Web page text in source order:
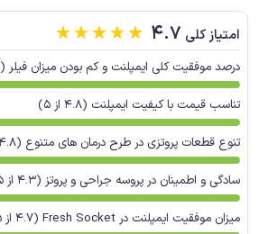
امتیاز کلی 4.7
☆☆☆☆☆
درصد موفقیت کلی ایمپلنت و کم بودن میزان فیلر (5 از 5)
تناسب قیمت با کیفیت ایمپلنت (4.8 از 5)
تنوع قطعات پروتزی در طرح درمان های متنوع (4.8 از 5)
سادگی و اطمینان در پروسه جراحی و پروتز (4.3 از 5)
میزان موفقیت ایمپلنت در Fresh Socket (4.7 از 5)